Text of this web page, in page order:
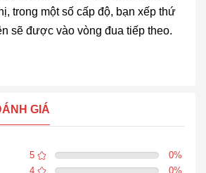
trong một số cấp độ, bạn xếp thứ
sẽ được vào vòng đua tiếp theo.
GIÁ
5 0%
4
0%